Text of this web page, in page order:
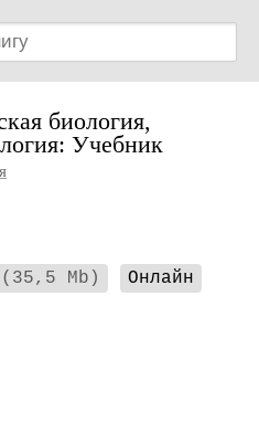
биология,
Учебник
(35,5 Mb) Онлайн